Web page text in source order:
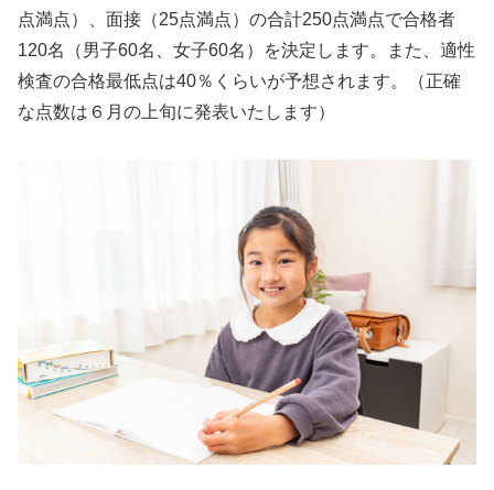
点満点）、面接（25点満点）の合計250点満点で合格者
120名（男子60名、女子60名）を決定します。また、適性
検査の合格最低点は40％くらいが予想されます。（正確
な点数は６月の上旬に発表いたします）